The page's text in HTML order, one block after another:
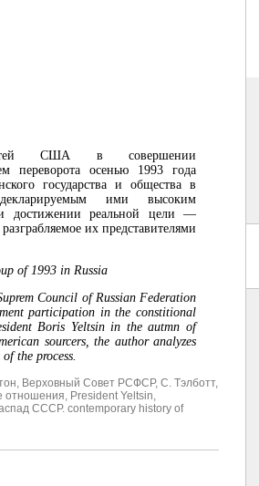
США в совершении
переворота осенью 1993 года
государства и общества в
ими высоким
достижении реальной цели —
их представителями
of 1993 in Russia
Council of Russian Federation
participation in the constitional
Boris Yeltsin in the autmn of
sourcers, the author analyzes
the process.
, Верховный Совет РСФСР, С. Тэлботт,
отношения, President Yeltsin,
СССР. contemporary history of